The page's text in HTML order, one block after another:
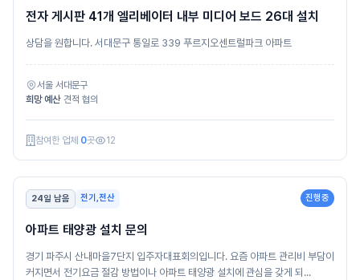
전자 게시판 41개 엘리베이터 내부 미디어 보드 26대 설치
상담을 원합니다. 서대문구 통일로 339 푸르지오센트럴파크 아파트
서울 서대문구
희망 예산 견적 협의
참여한 업체 0곳 12
24일 남음 전기,전산 진행중
아파트 태양광 설치 문의
경기 파주시 산내마을7단지 입주자대표회의입니다. 요즘 아파트 관리비 부담이
커지면서 전기요금 절감 방법이나 아파트 태양광 설치에 관심을 갖게 되...